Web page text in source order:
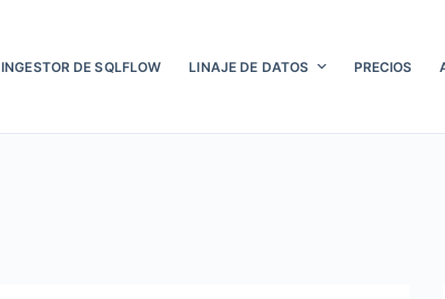
INGESTOR DE SQLFLOW LINAJE DE DATOS PRECIOS